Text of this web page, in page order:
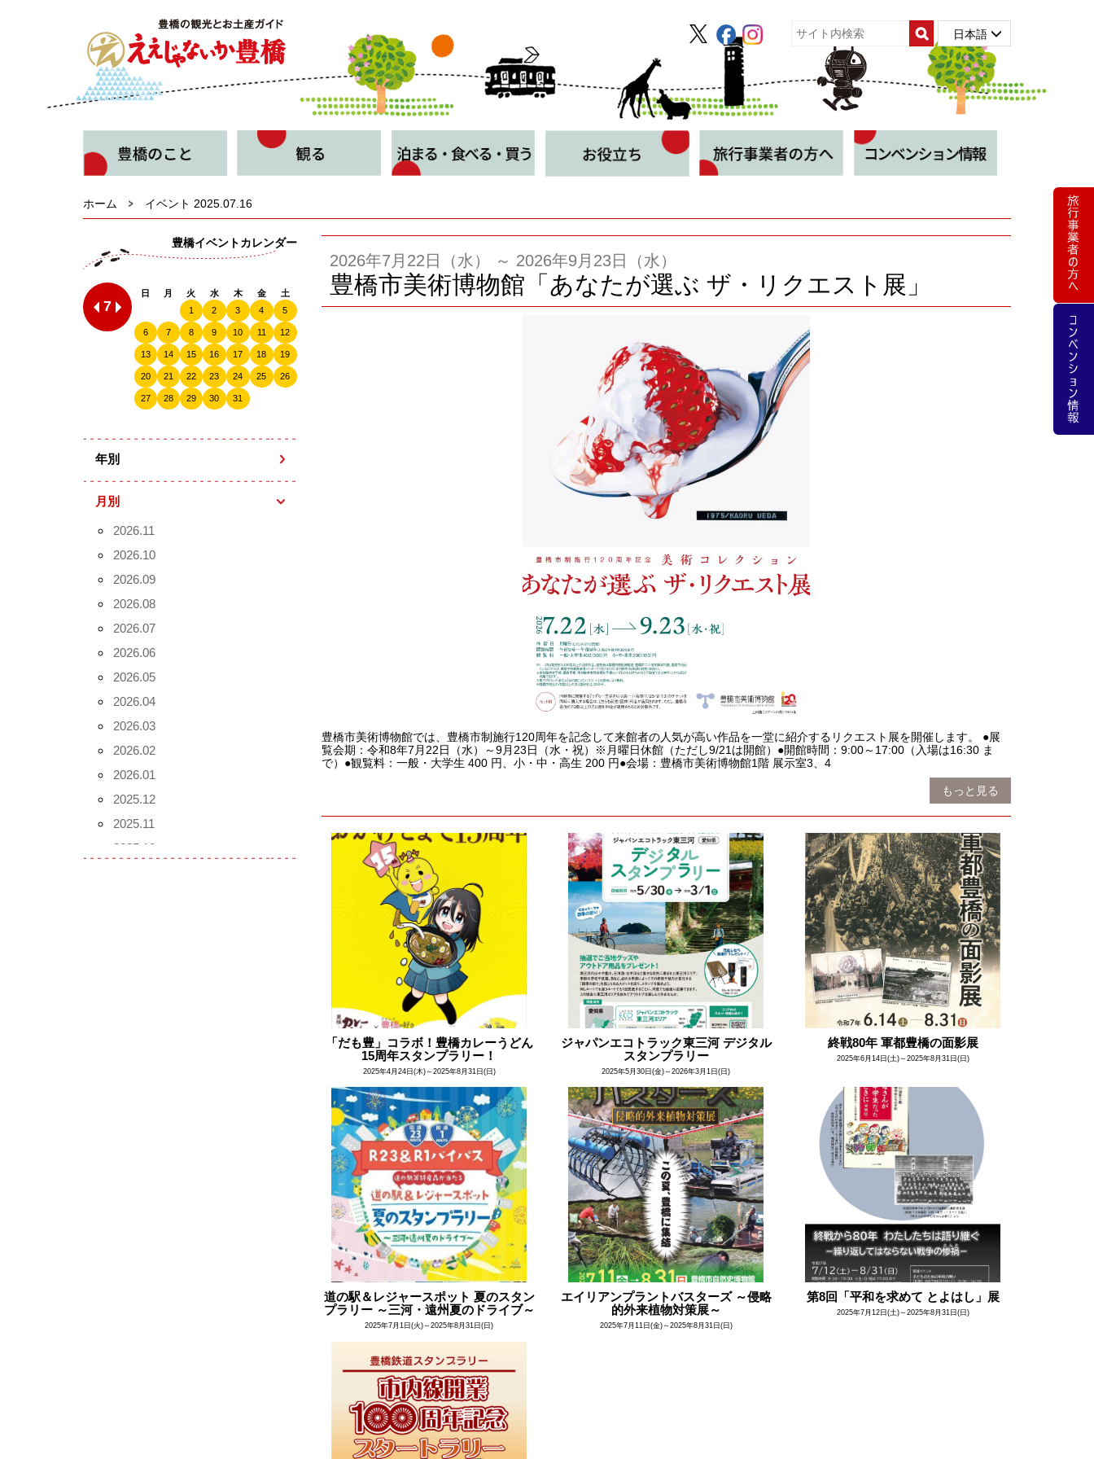
日本語
ホーム イベント 2025.07.16
2026年7月22日（水） ～ 2026年9月23日（水）
豊橋市美術博物館「あなたが選ぶ ザ・リクエスト展」
豊橋市美術博物館では、豊橋市制施行120周年を記念して来館者の人気が高い作品を一堂に紹介するリクエスト展を開催します。 ●展
覧会期：令和8年7月22日（水）～9月23日（水・祝）※月曜日休館（ただし9/21は開館）●開館時間：9:00～17:00（入場は16:30 ま
で）●観覧料：一般・大学生 400 円、小・中・高生 200 円●会場：豊橋市美術博物館1階 展示室3、4
もっと見る
「だも豊」コラボ！豊橋カレーうどん
15周年スタンプラリー！
2025年4月24日(木)～2025年8月31日(日)
ジャパンエコトラック東三河 デジタル
スタンプラリー
2025年5月30日(金)～2026年3月1日(日)
終戦80年 軍都豊橋の面影展
2025年6月14日(土)～2025年8月31日(日)
道の駅＆レジャースポット 夏のスタン
プラリー ～三河・遠州夏のドライブ～
2025年7月1日(火)～2025年8月31日(日)
エイリアンプラントバスターズ ～侵略
的外来植物対策展～
2025年7月11日(金)～2025年8月31日(日)
第8回「平和を求めて とよはし」展
2025年7月12日(土)～2025年8月31日(日)
豊橋イベントカレンダー
7
日 月 火 水 木 金
土
1
2 3 4 5
6 7 8 9 10 11 12
13 14 15 16 17 18 19
20 21 22 23 24 25 26
27 28 29 30 31
年別
月別
2026.11
2026.10
2026.09
2026.08
2026.07
2026.06
2026.05
2026.04
2026.03
2026.02
2026.01
2025.12
2025.11
2025.10